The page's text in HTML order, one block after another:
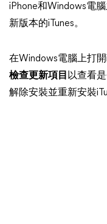
iPhone和Windows電
新版本的iTunes。
在Windows電腦上打
檢查更新項目 以查看
解除安裝並重新安裝